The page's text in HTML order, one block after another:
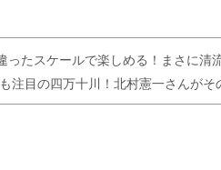
たスケールで楽しめる！まさに
目の四万十川！北村憲一さんがそ